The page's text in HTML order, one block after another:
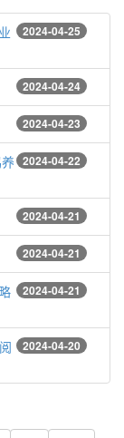
2024-04-25
2024-04-24
2024-04-23
2024-04-22
2024-04-21
2024-04-21
2024-04-21
2024-04-20